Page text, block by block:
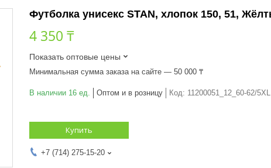
Футболка унисекс STAN, хлопок 150, 51,
4 350 ₸
Показать оптовые цены
Минимальная сумма заказа на сайте — 50 000 ₸
В наличии 16 ед. Оптом и в розницу Код: 11200051_12_60-62/5XL
Купить
+7 (714) 275-15-20